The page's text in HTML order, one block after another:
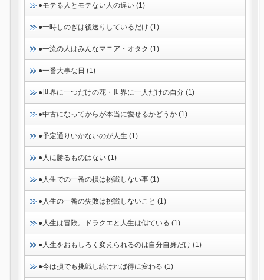
●モテる人とモテない人の違い (1)
●一時しのぎは後送りしているだけ (1)
●一流の人はみんなマニア・オタク (1)
●一番大事な日 (1)
●世界に一つだけの花・世界に一人だけの自分 (1)
●中古になってからが本当に愛せるかどうか (1)
●予定通りいかないのが人生 (1)
●人に勝るものはない (1)
●人生での一番の損は挑戦しない事 (1)
●人生の一番の失敗は挑戦しないこと (1)
●人生は冒険。ドラクエと人生は似ている (1)
●人生をおもしろく変えられるのは自分自身だけ (1)
●今は損でも挑戦し続ければ得に変わる (1)